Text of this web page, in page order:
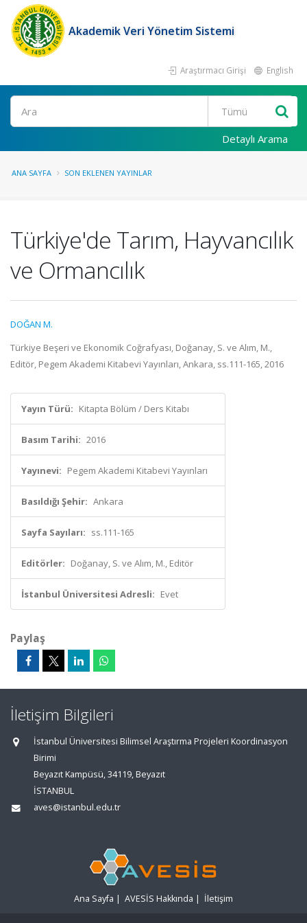
Akademik Veri Yönetim Sistemi
Araştırmacı Girişi English
Ara
Detaylı Arama
ANA SAYFA SON EKLENEN YAYINLAR
Türkiye'de Tarım, Hayvancılık
ve Ormancılık
DOĞAN M.
Türkiye Beşeri ve Ekonomik Coğrafyası, Doğanay, S. ve Alım, M.,
Editör, Pegem Akademi Kitabevi Yayınları, Ankara, ss.111-165, 2016
Yayın Türü: Kitapta Bölüm / Ders Kitabı
Basım Tarihi: 2016
Yayınevi: Pegem Akademi Kitabevi Yayınları
Basıldığı Şehir: Ankara
Sayfa Sayıları: ss.111-165
Editörler: Doğanay, S. ve Alım, M., Editör
İstanbul Üniversitesi Adresli: Evet
Paylaş
İletişim Bilgileri
İstanbul Üniversitesi Bilimsel Araştırma Projeleri Koordinasyon
Birimi
Beyazıt Kampüsü, 34119, Beyazıt
İSTANBUL
aves@istanbul.edu.tr
Ana Sayfa | AVESİS Hakkında | İletişim